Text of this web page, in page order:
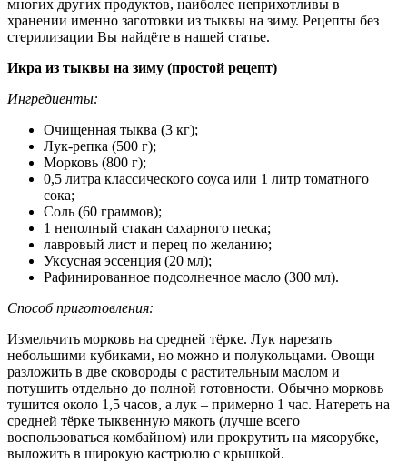
многих других продуктов, наиболее неприхотливы в
хранении именно заготовки из тыквы на зиму. Рецепты без
стерилизации Вы найдёте в нашей статье.
Икра из тыквы на зиму (простой рецепт)
Ингредиенты:
Очищенная тыква (3 кг);
Лук-репка (500 г);
Морковь (800 г);
0,5 литра классического соуса или 1 литр томатного
сока;
Соль (60 граммов);
1 неполный стакан сахарного песка;
лавровый лист и перец по желанию;
Уксусная эссенция (20 мл);
Рафинированное подсолнечное масло (300 мл).
Способ приготовления:
Измельчить морковь на средней тёрке. Лук нарезать
небольшими кубиками, но можно и полукольцами. Овощи
разложить в две сковороды с растительным маслом и
потушить отдельно до полной готовности. Обычно морковь
тушится около 1,5 часов, а лук – примерно 1 час. Натереть на
средней тёрке тыквенную мякоть (лучше всего
воспользоваться комбайном) или прокрутить на мясорубке,
выложить в широкую кастрюлю с крышкой.